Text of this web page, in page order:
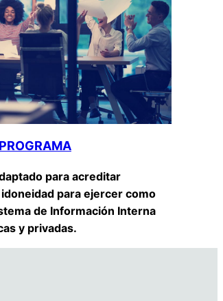
PROGRAMA
para acreditar
para ejercer como
de Información Interna
y privadas.